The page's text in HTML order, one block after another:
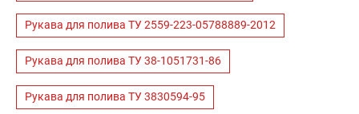
Рукава для полива ТУ 2559-223-05788889-2012
Рукава для полива ТУ 38-1051731-86
Рукава для полива ТУ 3830594-95